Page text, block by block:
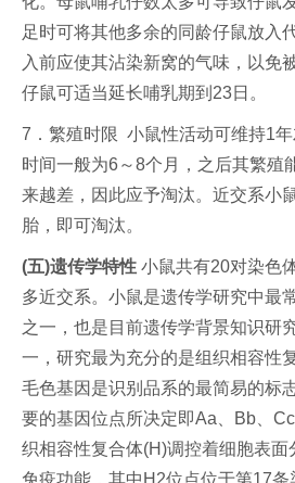
足时可将其他多余的同龄仔鼠放入
入前应使其沾染新窝的气味，以免
仔鼠可适当延长哺乳期到23日。
7．繁殖时限 小鼠性活动可维持1
时间一般为6～8个月，之后其繁殖
来越差，因此应予淘汰。近交系小
胎，即可淘汰。
(五)遗传学特性 小鼠共有20对染色
多近交系。小鼠是遗传学研究中最
之一，也是目前遗传学背景知识研
一，研究最为充分的是组织相容性
毛色基因是识别品系的最简易的标
要的基因位点所决定即Aa、Bb、
织相容性复合体(H)调控着细胞表
免疫功能，其中H2位点位于第17